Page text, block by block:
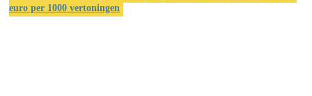
euro per 1000 vertoningen